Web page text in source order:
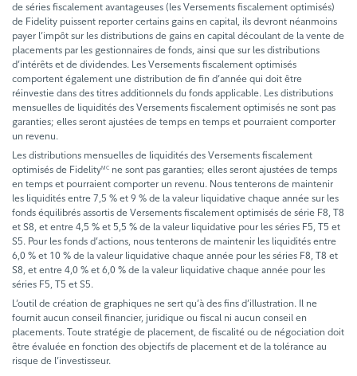
de séries fiscalement avantageuses (les Versements fiscalement optimisés)
de Fidelity puissent reporter certains gains en capital, ils devront néanmoins
payer l’impôt sur les distributions de gains en capital découlant de la vente de
placements par les gestionnaires de fonds, ainsi que sur les distributions
d’intérêts et de dividendes. Les Versements fiscalement optimisés
comportent également une distribution de fin d’année qui doit être
réinvestie dans des titres additionnels du fonds applicable. Les distributions
mensuelles de liquidités des Versements fiscalement optimisés ne sont pas
garanties; elles seront ajustées de temps en temps et pourraient comporter
un revenu.
Les distributions mensuelles de liquidités des Versements fiscalement
optimisés de FidelityMC ne sont pas garanties; elles seront ajustées de temps
en temps et pourraient comporter un revenu. Nous tenterons de maintenir
les liquidités entre 7,5 % et 9 % de la valeur liquidative chaque année sur les
fonds équilibrés assortis de Versements fiscalement optimisés de série F8, T8
et S8, et entre 4,5 % et 5,5 % de la valeur liquidative pour les séries F5, T5 et
S5. Pour les fonds d’actions, nous tenterons de maintenir les liquidités entre
6,0 % et 10 % de la valeur liquidative chaque année pour les séries F8, T8 et
S8, et entre 4,0 % et 6,0 % de la valeur liquidative chaque année pour les
séries F5, T5 et S5.
L’outil de création de graphiques ne sert qu’à des fins d’illustration. Il ne
fournit aucun conseil financier, juridique ou fiscal ni aucun conseil en
placements. Toute stratégie de placement, de fiscalité ou de négociation doit
être évaluée en fonction des objectifs de placement et de la tolérance au
risque de l’investisseur.